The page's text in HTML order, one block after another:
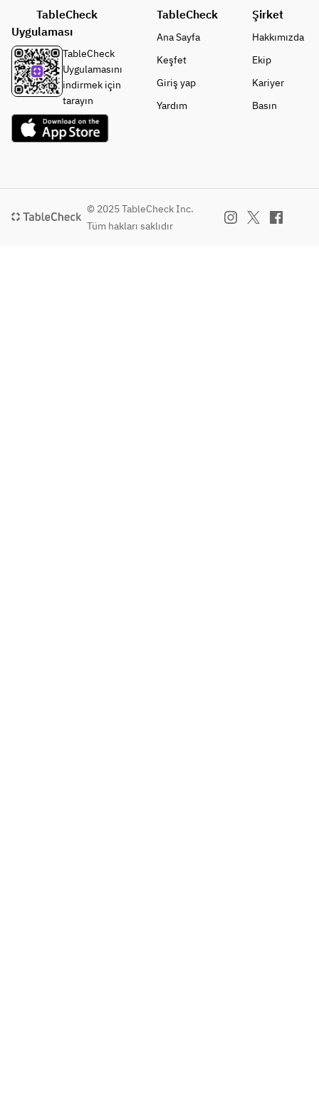
ります。
の牡蠣は
タテ」へ
変更にて
ご提供さ
せていた
だいてお
TableCheck
Uygulaması
TableCheck
Uygulamasını
indirmek için
tarayın
TableCheck
Ana Sayfa
Keşfet
Giriş yap
Yardım
Şirket
Hakkımızda
Ekip
Kariyer
Basın
© 2025 TableCheck Inc.
Tüm hakları saklıdır